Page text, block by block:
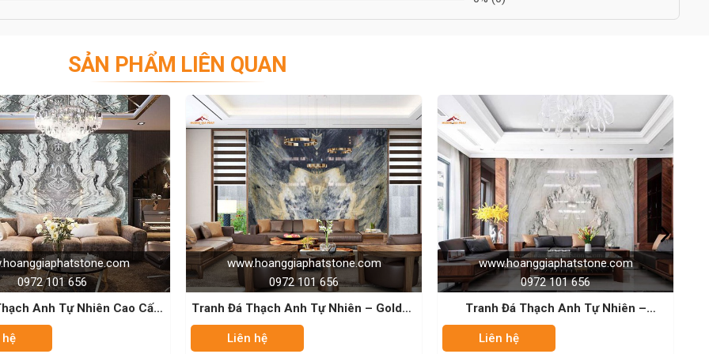
nhất để trang trí nội thất phòng khách hoặc phòng
có bề mặt tương đối giống nhau và kích thước khá
đá đối xứng 2 phía có đường vân giống nhau nên
nhau, và phù hợp cho những không gian rộng rãi, yêu
hàng, khách sạn, trung tâm thương mại, trung tâm
nhìn không thể rời mắt.
đó, khi thi công người ta thường lắp đặt hệ thống
diệu trong nhà.
SẢN PHẨM LIÊN QUAN
www.hoanggiaphatstone.com
0972 101 656
Tranh Đá Thạch Anh Tự Nhiên – Golden
www.hoanggiaphatstone.com
0972 101 656
Tranh Đá Thạch Anh Tự Nhiên –
0972 101 656
Tranh Đá Thạch Anh Tự